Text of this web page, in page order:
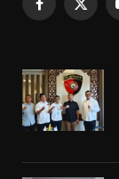
Facebook
X